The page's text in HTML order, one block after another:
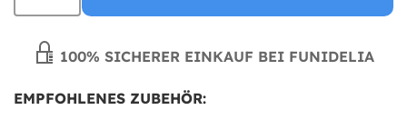
100% SICHERER EINKAUF BEI FUNIDELIA
EMPFOHLENES ZUBEHÖR: